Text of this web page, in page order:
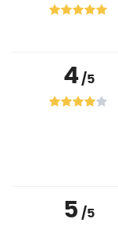
4/5
5 /5